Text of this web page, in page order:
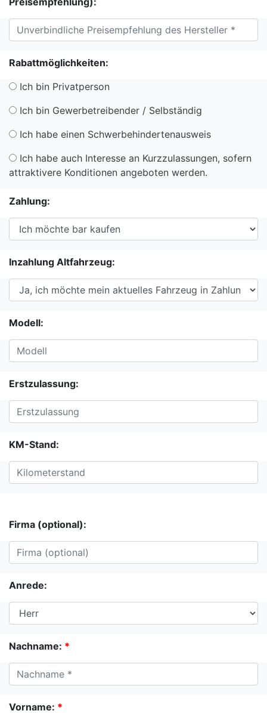
Rabattmöglichkeiten:
Ich bin Privatperson
Ich bin Gewerbetreibender / Selbständig
Ich habe einen Schwerbehindertenausweis
Ich habe auch Interesse an Kurzzulassungen, sofern
attraktivere Konditionen angeboten werden.
Zahlung:
Inzahlung Altfahrzeug:
Modell:
Erstzulassung:
KM-Stand:
Firma (optional):
Anrede:
Nachname: *
Vorname: *